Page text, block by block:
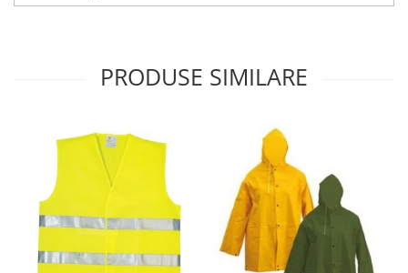
PRODUSE SIMILARE